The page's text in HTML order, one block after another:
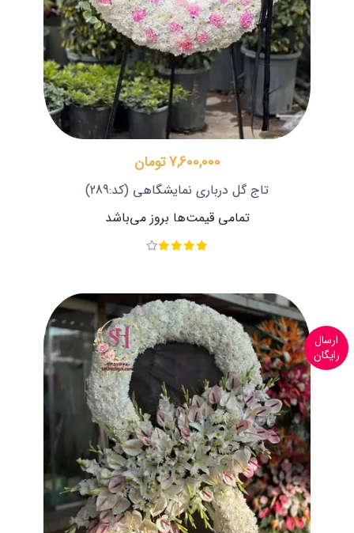
7,600,000 تومان
تاج گل درباری نمایشگاهی (کد:289)
تمامی قیمت‌ها بروز می‌باشد
ارسال
رایگان